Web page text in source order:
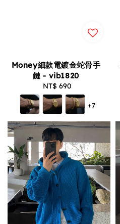
Money細款電鍍金蛇骨手
鏈 - vib1820
Regular
price
NT$ 690
+7